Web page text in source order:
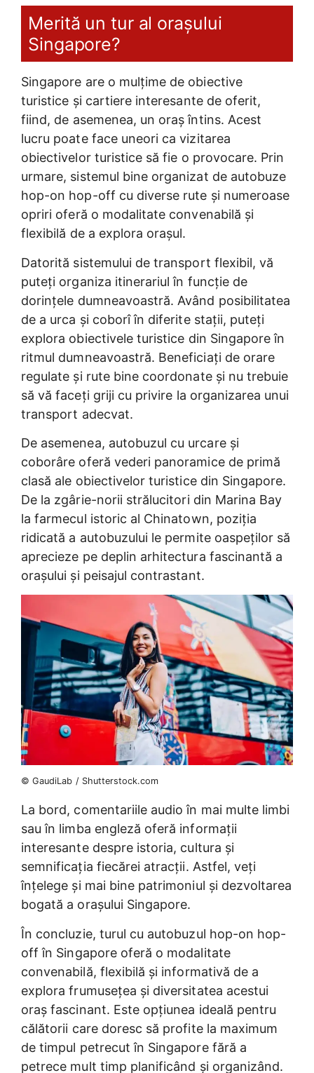
Merită un tur al orașului
Singapore?
Singapore are o mulțime de obiective
turistice și cartiere interesante de oferit,
fiind, de asemenea, un oraș întins. Acest
lucru poate face uneori ca vizitarea
obiectivelor turistice să fie o provocare. Prin
urmare, sistemul bine organizat de autobuze
hop-on hop-off cu diverse rute și numeroase
opriri oferă o modalitate convenabilă și
flexibilă de a explora orașul.
Datorită sistemului de transport flexibil, vă
puteți organiza itinerariul în funcție de
dorințele dumneavoastră. Având posibilitatea
de a urca și coborî în diferite stații, puteți
explora obiectivele turistice din Singapore în
ritmul dumneavoastră. Beneficiați de orare
regulate și rute bine coordonate și nu trebuie
să vă faceți griji cu privire la organizarea unui
transport adecvat.
De asemenea, autobuzul cu urcare și
coborâre oferă vederi panoramice de primă
clasă ale obiectivelor turistice din Singapore.
De la zgârie-norii strălucitori din Marina Bay
la farmecul istoric al Chinatown, poziția
ridicată a autobuzului le permite oaspeților să
aprecieze pe deplin arhitectura fascinantă a
orașului și peisajul contrastant.
© GaudiLab / Shutterstock.com
La bord, comentariile audio în mai multe limbi
sau în limba engleză oferă informații
interesante despre istoria, cultura și
semnificația fiecărei atracții. Astfel, veți
înțelege și mai bine patrimoniul și dezvoltarea
bogată a orașului Singapore.
În concluzie, turul cu autobuzul hop-on hop-
off în Singapore oferă o modalitate
convenabilă, flexibilă și informativă de a
explora frumusețea și diversitatea acestui
oraș fascinant. Este opțiunea ideală pentru
călătorii care doresc să profite la maximum
de timpul petrecut în Singapore fără a
petrece mult timp planificând și organizând.